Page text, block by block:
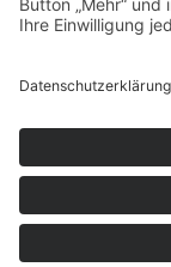
E-